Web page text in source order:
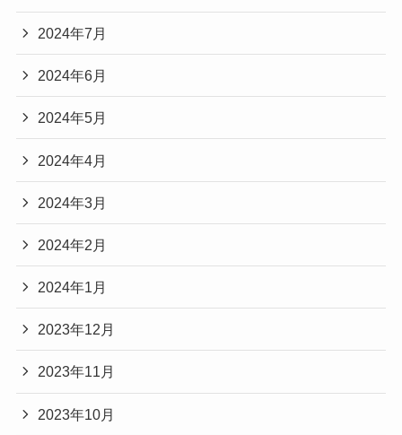
2024年7月
2024年6月
2024年5月
2024年4月
2024年3月
2024年2月
2024年1月
2023年12月
2023年11月
2023年10月